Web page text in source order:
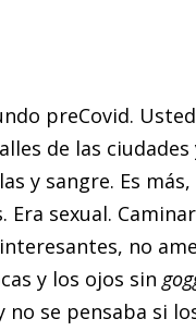
preCovid.
de las
y sangre. Es
sexual.
no
y los ojos sin
se pensaba si